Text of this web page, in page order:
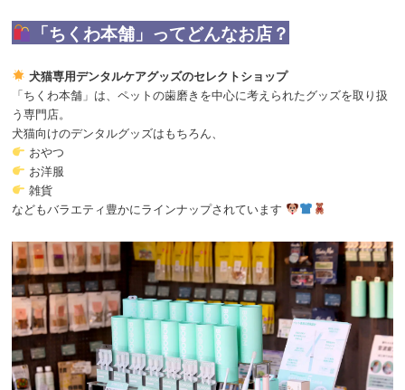
「ちくわ本舗」ってどんなお店？
犬猫専用デンタルケアグッズのセレクトショップ
「ちくわ本舗」は、ペットの歯磨きを中心に考えられたグッズを取り扱
う専門店。
犬猫向けのデンタルグッズはもちろん、
おやつ
お洋服
雑貨
などもバラエティ豊かにラインナップされています